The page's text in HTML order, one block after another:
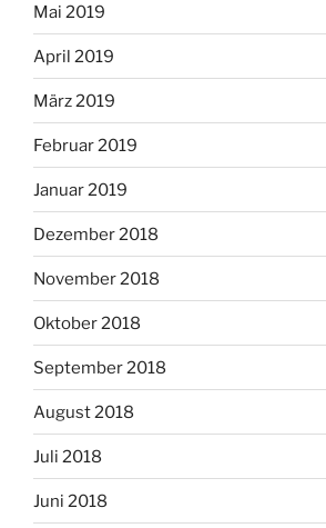
Mai 2019
April 2019
März 2019
Februar 2019
Januar 2019
Dezember 2018
November 2018
Oktober 2018
September 2018
August 2018
Juli 2018
Juni 2018